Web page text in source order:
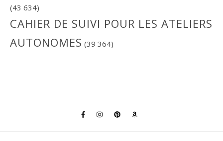
(43 634)
CAHIER DE SUIVI POUR LES ATELIERS
AUTONOMES (39 364)